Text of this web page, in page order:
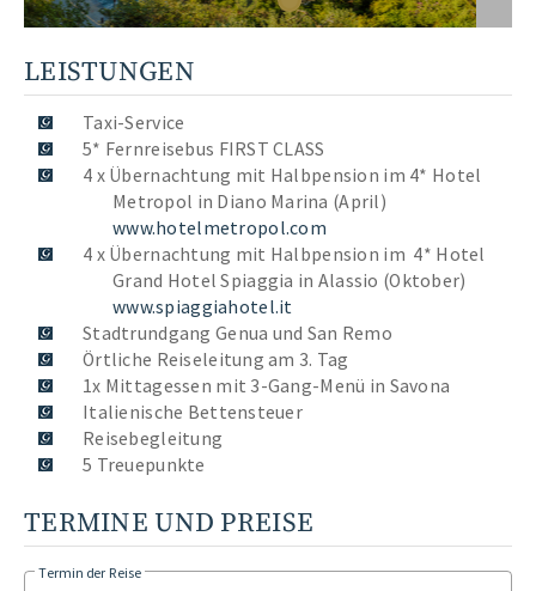
LEISTUNGEN
Taxi-Service
5* Fernreisebus FIRST CLASS
4 x Übernachtung mit Halbpension im 4* Hotel
Metropol in Diano Marina (April)
www.hotelmetropol.com
4 x Übernachtung mit Halbpension im 4* Hotel
Grand Hotel Spiaggia in Alassio (Oktober)
www.spiaggiahotel.it
Stadtrundgang Genua und San Remo
Örtliche Reiseleitung am 3. Tag
1x Mittagessen mit 3-Gang-Menü in Savona
Italienische Bettensteuer
Reisebegleitung
5 Treuepunkte
TERMINE UND PREISE
Termin der Reise